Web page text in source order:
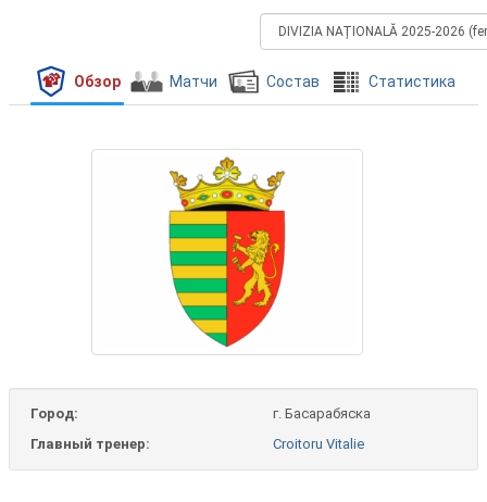
Обзор Матчи Состав Cтатистика
Город:
г. Басарабяска
Главный тренер:
Croitoru Vitalie